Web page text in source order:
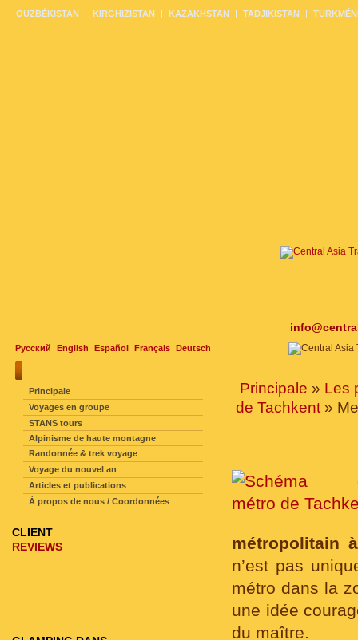
Русский English Español Français Deutsch
OUZBÉKISTAN KIRGHIZISTAN KAZAKHSTAN TADJIKISTAN
Principale » Les
de Tachkent »
métropolitain
n’est pas
métro dans la
une idée
du maître.
Principale
Voyages en groupe
STANS tours
Alpinisme de haute montagne
Randonnée & trek voyage
Voyage du nouvel an
Articles et publications
À propos de nous / Coordonnées
CLIENT
REVIEWS